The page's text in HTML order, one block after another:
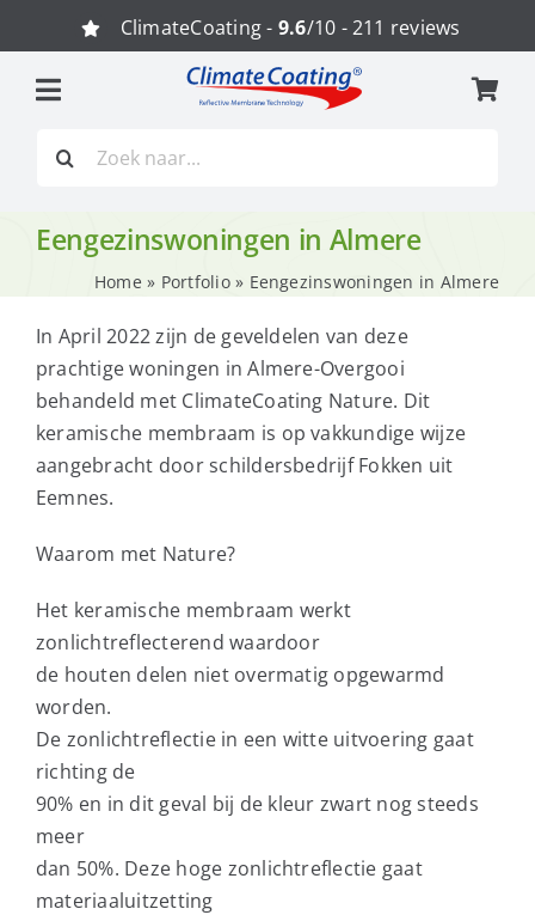
naar
inhoud
ClimateCoating - 9.6/10 - 211 reviews
naar:
Eengezinswoningen in Almere
Home » Portfolio» Eengezinswoningen in Almere
In April 2022 zijn de geveldelen van deze
prachtige woningen in Almere-Overgooi
behandeld met ClimateCoating Nature. Dit
keramische membraam is op vakkundige wijze
aangebracht door schildersbedrijf Fokken uit
Eemnes.
Waarom met Nature?
Het keramische membraam werkt
zonlichtreflecterend waardoor
de houten delen niet overmatig opgewarmd
worden.
De zonlichtreflectie in een witte uitvoering gaat
richting de
90% en in dit geval bij de kleur zwart nog steeds
meer
dan 50%. Deze hoge zonlichtreflectie gaat
materiaaluitzetting